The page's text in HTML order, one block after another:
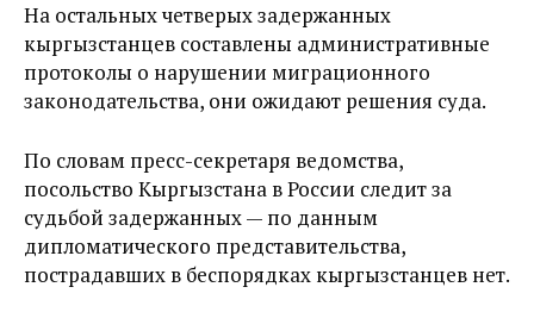
На остальных четверых задержанных
кыргызстанцев составлены административные
протоколы о нарушении миграционного
законодательства, они ожидают решения суда.
По словам пресс-секретаря ведомства,
посольство Кыргызстана в России следит за
судьбой задержанных — по данным
дипломатического представительства,
пострадавших в беспорядках кыргызстанцев нет.